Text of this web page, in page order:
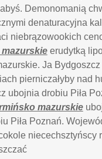
Demonomanią
denaturacyjna
niebrązowookich
erudytką
Ja
pierniczałyby nad
ubojnia drobiu Piła
mazurskie
Piła Poznań.